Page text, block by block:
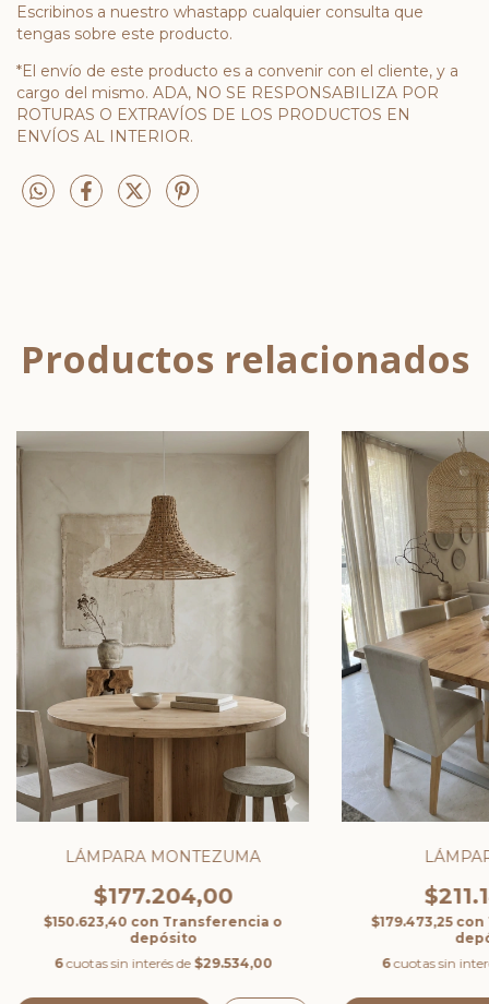
Escribinos a nuestro whastapp cualquier consulta que
tengas sobre este producto.
*El envío de este producto es a convenir con el cliente, y a
cargo del mismo. ADA, NO SE RESPONSABILIZA POR
ROTURAS O EXTRAVÍOS DE LOS PRODUCTOS EN
ENVÍOS AL INTERIOR.
Productos relacionados
LÁMPARA MONTEZUMA
$177.204,00
$150.623,40 con Transferencia o
depósito
6 cuotas sin interés de $29.534,00
$179.473,25 con
6 cuotas sin